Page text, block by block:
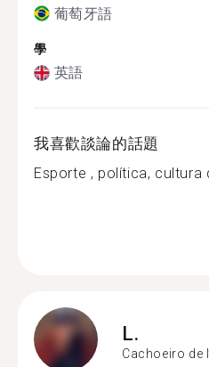
葡萄牙語
學
英語
我喜歡談論的話題
Esporte , política, cultura
L.
Cachoeiro de